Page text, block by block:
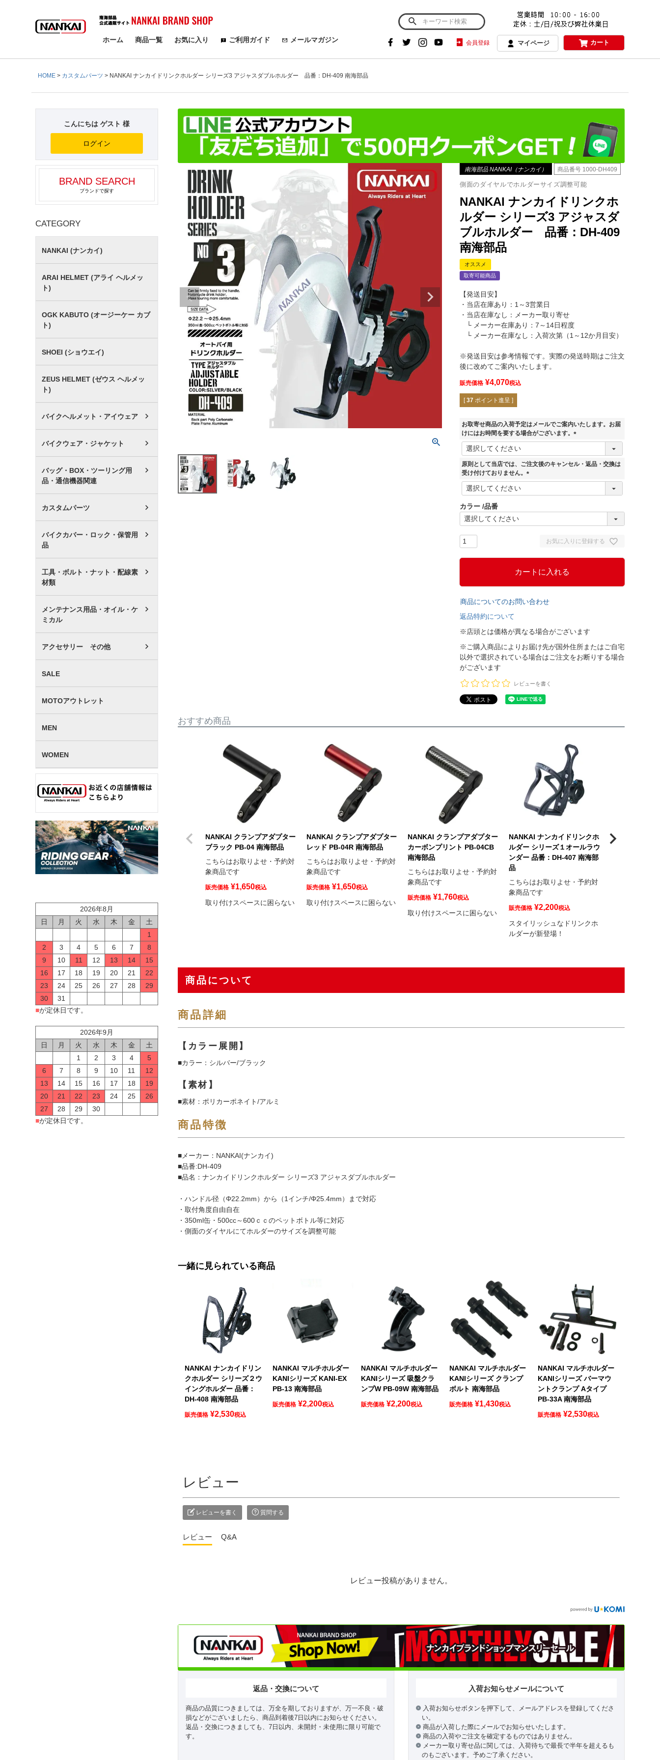
検索
ホーム 商品一覧 お気に入り ご利用ガイド メールマガジン 会員登録 マイページ カート
HOME カスタムパーツ NANKAI ナンカイドリンクホルダー シリーズ3 アジャスダブルホルダー 品番：DH-409 南海部品
こんにちは ゲスト 様
ログイン
BRAND SEARCH
ブランドで探す
CATEGORY
NANKAI (ナンカイ)
ARAI HELMET (アライ ヘルメッ
ト)
OGK KABUTO (オージーケー カブ
ト)
SHOEI (ショウエイ)
ZEUS HELMET (ゼウス ヘルメッ
ト)
バイクヘルメット・アイウェア
バイクウェア・ジャケット
バッグ・BOX・ツーリング用
品・通信機器関連
カスタムパーツ
バイクカバー・ロック・保管用
品
工具・ボルト・ナット・配線素
材類
メンテナンス用品・オイル・ケ
ミカル
アクセサリー その他
SALE
MOTOアウトレット
MEN
WOMEN
2026年8月
日
月 火 水 木 金
土
1
2
3 4 5 6 7
8
9
10 11 12 13 14
15
16
17 18 19 20 21
22
23
24 25 26 27 28
29
30
31
■が定休日です。
2026年9月
日
月 火 水 木 金
土
1
2 3 4
5
6
7 8 9 10 11
12
13
14 15 16 17 18
19
20
21 22 23 24 25
26
27
28 29
30
■が定休日です。
南海部品 NANKAI（ナンカイ） 商品番号 1000-DH409
側面のダイヤルでホルダーサイズ調整可能
NANKAI ナンカイドリンクホ
ルダー シリーズ3 アジャスダ
ブルホルダー 品番：DH-409
南海部品
オススメ
取寄可能商品
【発送目安】
・当店在庫あり：1～3営業日
・当店在庫なし：メーカー取り寄せ
└ メーカー在庫あり：7～14日程度
└ メーカー在庫なし：入荷次第（1～12か月目安）
※発送目安は参考情報です。実際の発送時期はご注文
後に改めてご案内いたします。
販売価格 ¥4,070税込
[ 37 ポイント進呈 ]
お取寄せ商品の入荷予定はメールでご案内いたします。お届
けにはお時間を要する場合がございます。
(
須
原則として当店では、ご注文後のキャンセル・返品・交換は
受け付けておりません。
(
)
カラー 品番
お気に入りに登録する
カートに入れる
商品についてのお問い合わせ
返品特約について
※店頭とは価格が異なる場合がございます
※ご購入商品によりお届け先が国外住所またはご自宅
以外で選択されている場合はご注文をお断りする場合
がございます
レビューを書く
おすすめ商品
NANKAI クランプアダプター
ブラック PB-04 南海部品
こちらはお取りよせ・予約対
象商品です
販売価格 ¥1,650税込
取り付けスペースに困らない
NANKAI クランプアダプター
レッド PB-04R 南海部品
こちらはお取りよせ・予約対
象商品です
販売価格 ¥1,650税込
取り付けスペースに困らない
NANKAI クランプアダプター
カーボンプリント PB-04CB
南海部品
こちらはお取りよせ・予約対
象商品です
販売価格 ¥1,760税込
取り付けスペースに困らない
NANKAI ナンカイドリンクホ
ルダー シリーズ１オールラウ
ンダー 品番：DH-407 南海部
品
こちらはお取りよせ・予約対
象商品です
販売価格 ¥2,200税込
スタイリッシュなドリンクホ
ルダーが新登場！
NANKAI ナン
商品について
商品詳細
【カラー展開】
■カラー：シルバー/ブラック
【素材】
■素材：ポリカーポネイト/アルミ
商品特徴
■メーカー：NANKAI(ナンカイ)
■品番:DH-409
■品名：ナンカイドリンクホルダー シリーズ3 アジャスダブルホルダー
・ハンドル径（Φ22.2mm）から（1インチ/Φ25.4mm）まで対応
・取付角度自由自在
・350ml缶・500cc～600ｃｃのペットボトル等に対応
・側面のダイヤルにてホルダーのサイズを調整可能
一緒に見られている商品
NANKAI ナンカイドリン
クホルダー シリーズ２ウ
イングホルダー 品番：
DH-408 南海部品
販売価格 ¥2,530税込
NANKAI マルチホルダー
KANIシリーズ KANI-EX
PB-13 南海部品
販売価格 ¥2,200税込
NANKAI マルチホルダー
KANIシリーズ 吸盤クラ
ンプW PB-09W 南海部品
販売価格 ¥2,200税込
NANKAI マルチホルダー
KANIシリーズ クランプ
ボルト 南海部品
販売価格 ¥1,430税込
NANKAI マルチホルダー
KANIシリーズ バーマウ
ントクランプ Aタイプ
PB-33A 南海部品
販売価格 ¥2,530税込
レビュー
レビューを書く 質問する
レビュー Q&A
レビュー投稿がありません。
返品・交換について
商品の品質につきましては、万全を期しておりますが、万一不良・破
損などがございましたら、商品到着後7日以内にお知らせください。
返品・交換につきましても、7日以内、未開封・未使用に限り可能で
す。
入荷お知らせメールについて
入荷お知らせボタンを押下して、メールアドレスを登録してくださ
い。
商品が入荷した際にメールでお知らせいたします。
商品の入荷やご注文を確定するものではありません。
メーカー取り寄せ品に関しては、入荷待ちで最長で半年を超えるも
のもございます。予めご了承ください。